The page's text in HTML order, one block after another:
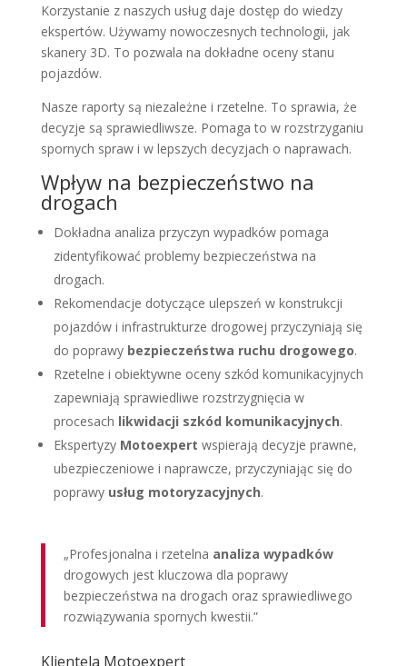
Korzystanie z naszych usług daje dostęp do wiedzy
ekspertów. Używamy nowoczesnych technologii, jak
skanery 3D. To pozwala na dokładne oceny stanu
pojazdów.
Nasze raporty są niezależne i rzetelne. To sprawia, że
decyzje są sprawiedliwsze. Pomaga to w rozstrzyganiu
spornych spraw i w lepszych decyzjach o naprawach.
Wpływ na bezpieczeństwo na
drogach
Dokładna analiza przyczyn wypadków pomaga
zidentyfikować problemy bezpieczeństwa na
drogach.
Rekomendacje dotyczące ulepszeń w konstrukcji
pojazdów i infrastrukturze drogowej przyczyniają się
do poprawy bezpieczeństwa ruchu drogowego.
Rzetelne i obiektywne oceny szkód komunikacyjnych
zapewniają sprawiedliwe rozstrzygnięcia w
procesach likwidacji szkód komunikacyjnych.
Ekspertyzy Motoexpert wspierają decyzje prawne,
ubezpieczeniowe i naprawcze, przyczyniając się do
poprawy usług motoryzacyjnych.
„Profesjonalna i rzetelna analiza wypadków
drogowych jest kluczowa dla poprawy
bezpieczeństwa na drogach oraz sprawiedliwego
rozwiązywania spornych kwestii.”
Klientela Motoexpert